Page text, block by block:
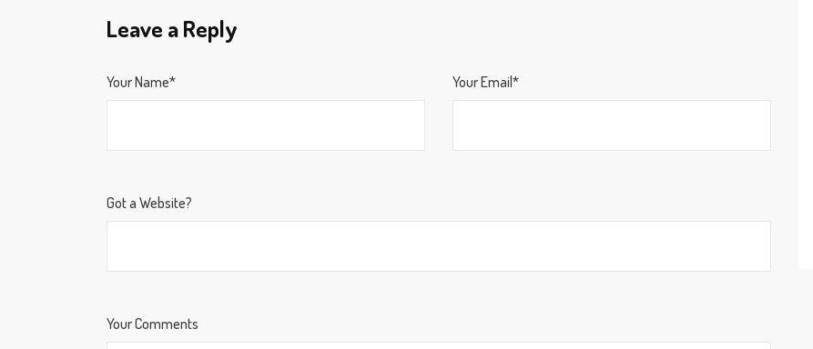
Leave a Reply
Your Name* Your Email*
Got a Website?
Your Comments